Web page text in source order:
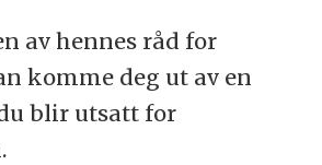
av hennes råd for
komme deg ut av en
blir utsatt for